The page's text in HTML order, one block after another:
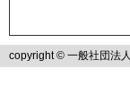
copyright © 一般社団法